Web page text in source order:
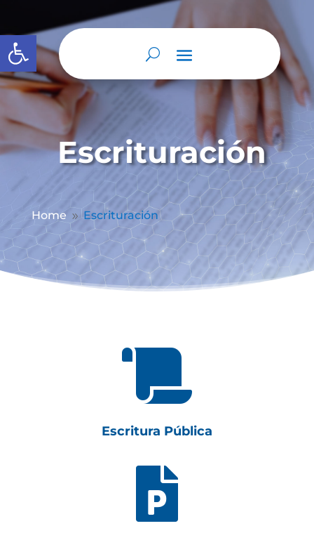
Abrir barra de herramientas
Escrituración
Home 9 Escrituración

Escritura Pública
